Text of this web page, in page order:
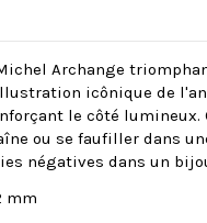
Archange
icônique de
le côté
ou se faufiller dans
négatives dans un
mm